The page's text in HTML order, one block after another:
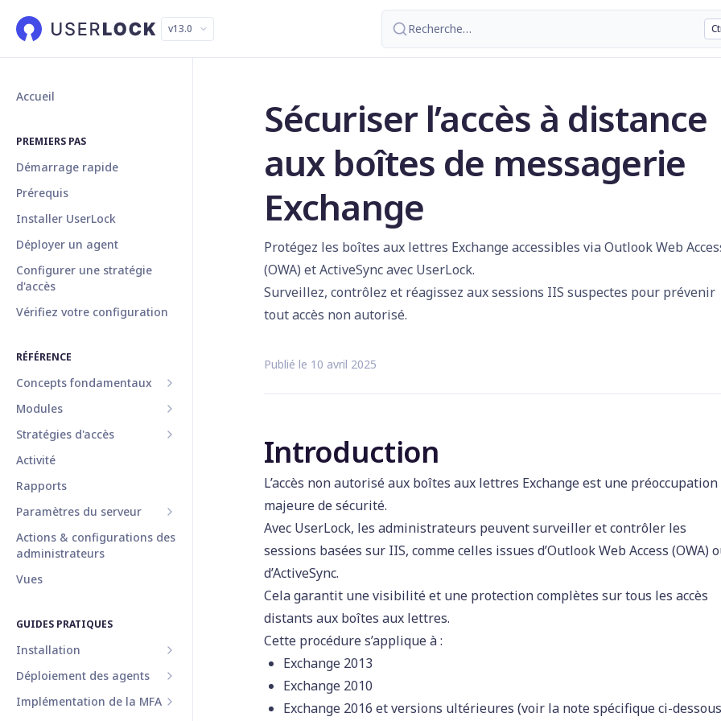
v13.0 Recherche…
Accueil
PREMIERS PAS
Démarrage rapide
Prérequis
Installer UserLock
Déployer un agent
Configurer une stratégie
d'accès
Vérifiez votre configuration
RÉFÉRENCE
Concepts fondamentaux
Sessions protégées
Audit
Serveurs
Agents
Stratégies d'accès
Architecture de la base de
données
Protection des données et
Modules
Authentification multi-
(SSO)
UserLock Anywhere
Communication et
Stratégies d'accès
Gestion des stratégies
multifacteur (MFA)
Limites de sessions
Restrictions de temps
Géolocalisation
Bloquer un utilisateur
Alertes & notifications
Activité
Rapports
Paramètres du serveur
Général
MFA
Distribution de l'agent
Actions & configurations des
administrateurs
Vues
GUIDES PRATIQUES
Installation
Installer la console Web
Installer et configurer
Déploiement des agents
Agent Station
Implémentation de la MFA
Sécuriser l’accès à distance
aux boîtes de messagerie
Exchange
Protégez les boîtes aux lettres Exchange accessibles via Outlook Web
(OWA) et ActiveSync avec UserLock.
Surveillez, contrôlez et réagissez aux sessions IIS suspectes pour prévenir
tout accès non autorisé.
Publié le 10 avril 2025
Introduction
L’accès non autorisé aux boîtes aux lettres Exchange est une préoccupation
majeure de sécurité.
Avec UserLock, les administrateurs peuvent surveiller et contrôler les
sessions basées sur IIS, comme celles issues d’Outlook Web Access (OWA)
d’ActiveSync.
Cela garantit une visibilité et une protection complètes sur tous les accès
distants aux boîtes aux lettres.
Cette procédure s’applique à :
Exchange 2013
Exchange 2010
Exchange 2016 et versions ultérieures (voir la note spécifique ci-